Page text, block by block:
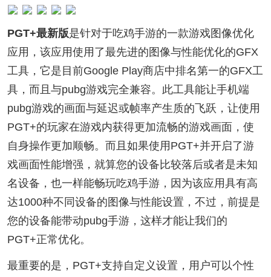
PGT+最新版是针对于吃鸡手游的一款游戏图像优化
应用，该应用使用了最先进的图像与性能优化的GFX
工具，它是目前Google Play商店中排名第一的GFX工
具，而且与pubg游戏完全兼容。此工具能让手机端
pubg游戏的画面与延迟或帧率产生质的飞跃，让使用
PGT+的玩家在游戏内获得更加流畅的游戏画面，使
自身操作更加顺畅。而且如果使用PGT+并开启了游
戏画面性能增强，就算您的设备比较落后或者是未知
名设备，也一样能畅玩吃鸡手游，因为该应用具有高
达1000种不同设备的图像与性能设置，不过，前提是
您的设备能带动pubg手游，这样才能让我们的
PGT+正常优化。
最重要的是，PGT+支持自定义设置，用户可以个性